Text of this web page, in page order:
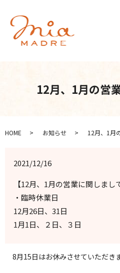
12月、1月の営
HOME お知らせ 12月、1月
2021/12/16
【12月、1月の営業に関しまし
・臨時休業日
12月26日、31日
1月1日、２日、３日
8月15日はお休みさせていただきま